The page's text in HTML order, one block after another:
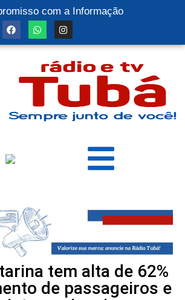
com a Informação
tem alta de 62%
de passageiros e